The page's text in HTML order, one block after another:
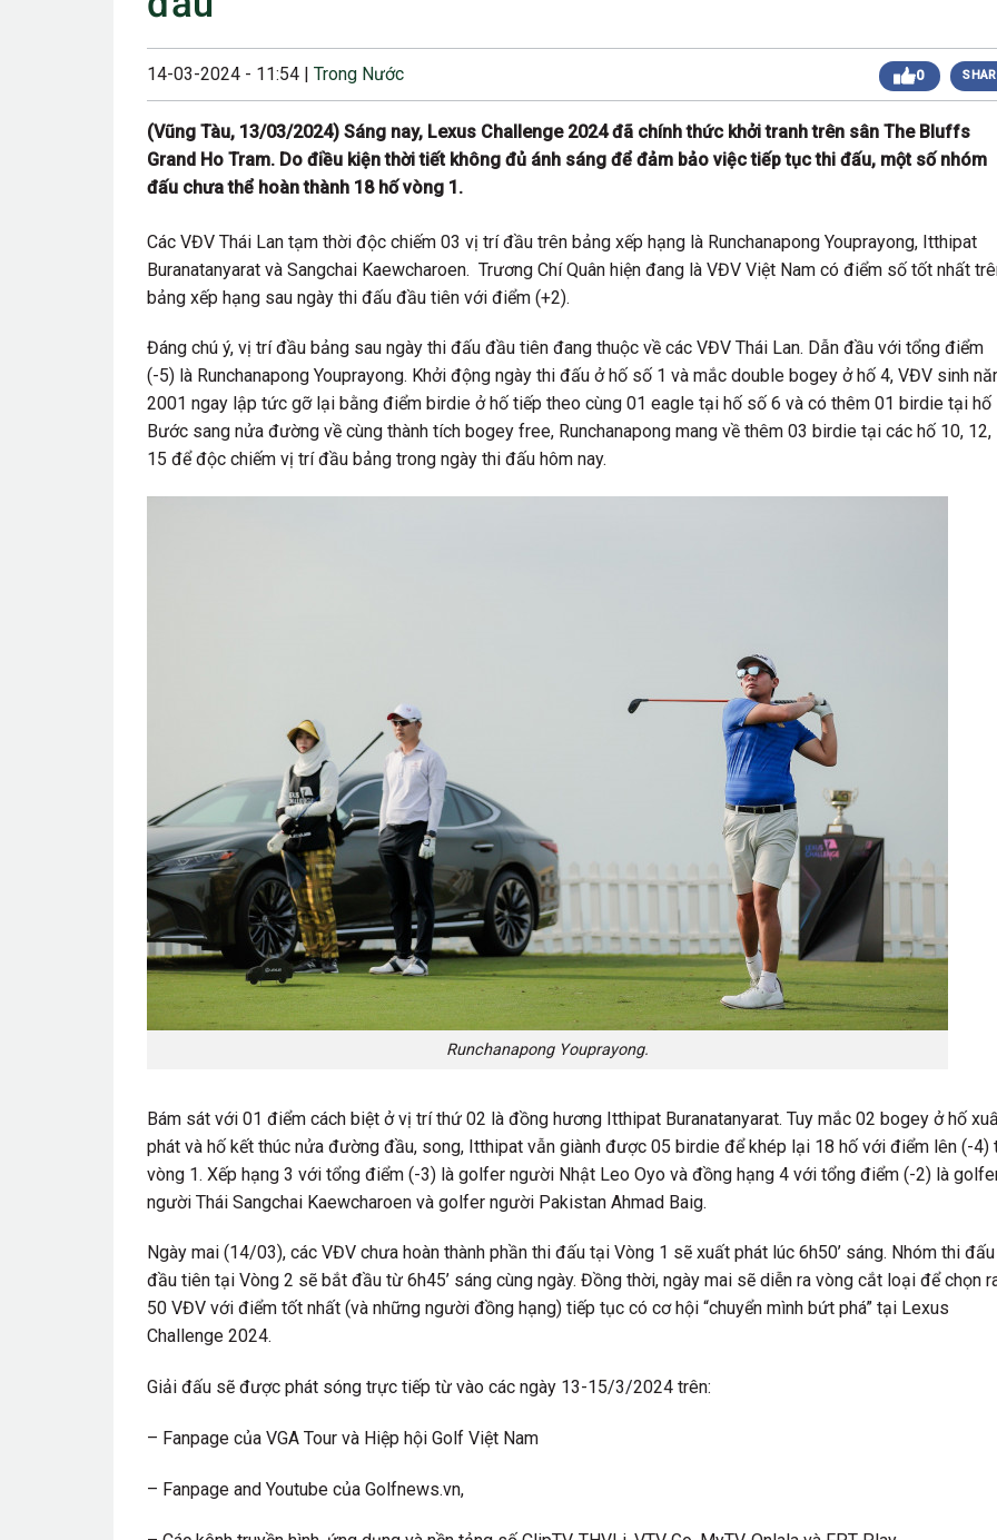
28/06/2024 12:00 chiều
Giải Golf Gia Đình lần 1 (Family Golf Tournament
Giải Golf Doanh nghiệp và Thương hiệu Việt Nam
lần thứ 22 (Business Vietnam Cup 22)
25/04/2024 6:00 sáng
Giải Golf Vô địch các CLB toàn quốc Lần 1
(Vietnam Golf Club Championship 2024)
07/03/2024 12:00 chiều
22/12/2023 12:30 chiều
Couple 2)
26/10/2023 12:00 chiều
Giải Golf Business & Brand VN Championship 20
14-03-2024 - 11:54 | Trong Nước 0
(Vũng Tàu, 13/03/2024) Sáng nay, Lexus Challenge 2024 đã chính thức khởi tranh trên sân The Bluffs
Grand Ho Tram. Do điều kiện thời tiết không đủ ánh sáng để đảm bảo việc tiếp tục thi đấu, một số nhóm
đấu chưa thể hoàn thành 18 hố vòng 1.
Các VĐV Thái Lan tạm thời độc chiếm 03 vị trí đầu trên bảng xếp hạng là Runchanapong Youprayong, Itthipat
Buranatanyarat và Sangchai Kaewcharoen. Trương Chí Quân hiện đang là VĐV Việt Nam có điểm số tốt nhất
bảng xếp hạng sau ngày thi đấu đầu tiên với điểm (+2).
Đáng chú ý, vị trí đầu bảng sau ngày thi đấu đầu tiên đang thuộc về các VĐV Thái Lan. Dẫn đầu với tổng điểm
(-5) là Runchanapong Youprayong. Khởi động ngày thi đấu ở hố số 1 và mắc double bogey ở hố 4, VĐV sinh
2001 ngay lập tức gỡ lại bằng điểm birdie ở hố tiếp theo cùng 01 eagle tại hố số 6 và có thêm 01 birdie tại hố
Bước sang nửa đường về cùng thành tích bogey free, Runchanapong mang về thêm 03 birdie tại các hố 10, 12,
15 để độc chiếm vị trí đầu bảng trong ngày thi đấu hôm nay.
Runchanapong Youprayong.
Bám sát với 01 điểm cách biệt ở vị trí thứ 02 là đồng hương Itthipat Buranatanyarat. Tuy mắc 02 bogey ở hố
phát và hố kết thúc nửa đường đầu, song, Itthipat vẫn giành được 05 birdie để khép lại 18 hố với điểm lên (-4)
vòng 1. Xếp hạng 3 với tổng điểm (-3) là golfer người Nhật Leo Oyo và đồng hạng 4 với tổng điểm (-2) là
người Thái Sangchai Kaewcharoen và golfer người Pakistan Ahmad Baig.
Ngày mai (14/03), các VĐV chưa hoàn thành phần thi đấu tại Vòng 1 sẽ xuất phát lúc 6h50’ sáng. Nhóm thi đấu
đầu tiên tại Vòng 2 sẽ bắt đầu từ 6h45’ sáng cùng ngày. Đồng thời, ngày mai sẽ diễn ra vòng cắt loại để chọn
50 VĐV với điểm tốt nhất (và những người đồng hạng) tiếp tục có cơ hội “chuyển mình bứt phá” tại Lexus
Challenge 2024.
Giải đấu sẽ được phát sóng trực tiếp từ vào các ngày 13-15/3/2024 trên:
– Fanpage của VGA Tour và Hiệp hội Golf Việt Nam
– Fanpage and Youtube của Golfnews.vn,